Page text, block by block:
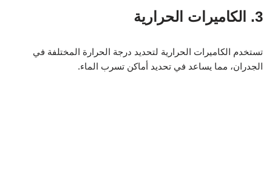
3. الكاميرات الحرارية
تستخدم الكاميرات الحرارية لتحديد درجة الحرارة المختلفة في
الجدران، مما يساعد في تحديد أماكن تسرب الماء.